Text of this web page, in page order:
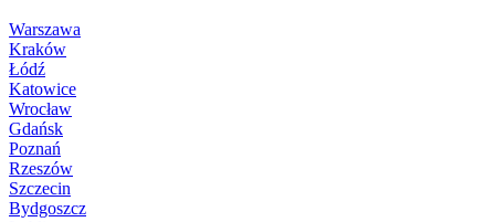
Warszawa
Kraków
Łódź
Katowice
Wrocław
Gdańsk
Poznań
Rzeszów
Szczecin
Bydgoszcz